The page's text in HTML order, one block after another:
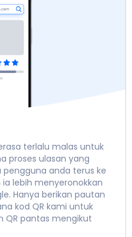
terlalu malas untuk
proses ulasan yang
pengguna anda terus ke
lebih menyeronokkan
Hanya berikan pautan
kod QR kami untuk
QR pantas mengikut